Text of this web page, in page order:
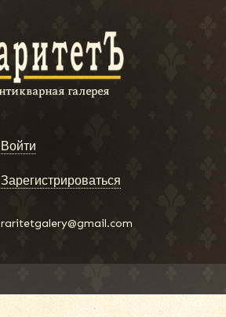
Войти
Зарегистрироваться
raritetgalery@gmail.com